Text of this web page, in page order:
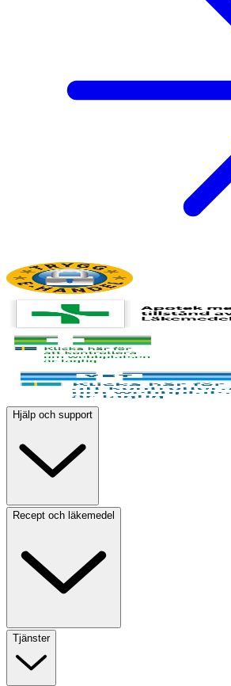
Hjälp och support
Recept och läkemedel
Tjänster